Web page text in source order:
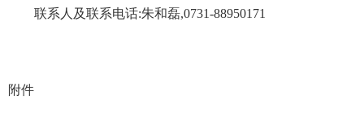
联系人及联系电话:朱和磊,0731-88950171
附件